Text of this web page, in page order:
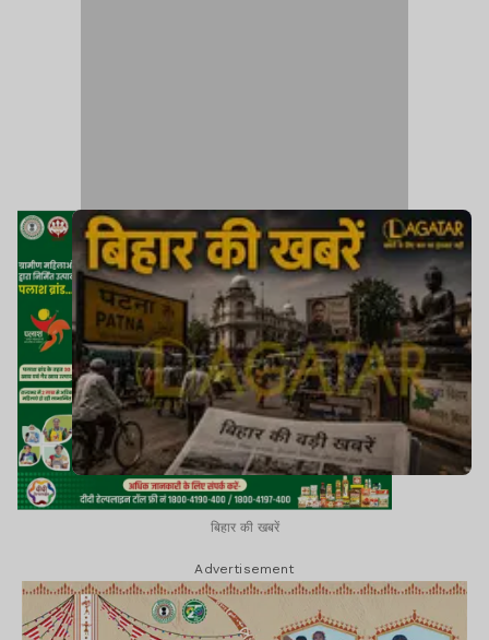
बिहार की खबरें
Advertisement